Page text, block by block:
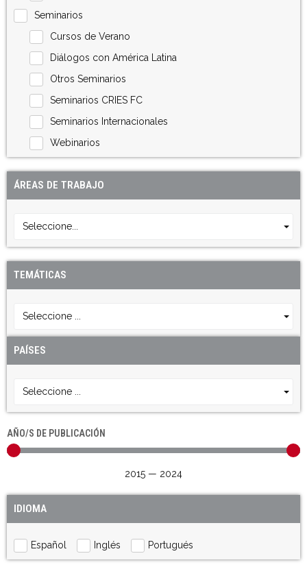
Seminarios
Cursos de Verano
Diálogos con América Latina
Otros Seminarios
Seminarios CRIES FC
Seminarios Internacionales
Webinarios
ÁREAS DE TRABAJO
Seleccione...
TEMÁTICAS
Seleccione ...
PAÍSES
Seleccione ...
AÑO/S DE PUBLICACIÓN
2015 — 2024
IDIOMA
Español Inglés Portugués